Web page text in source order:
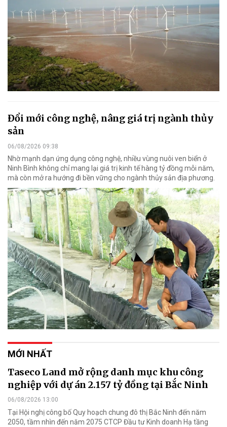
Đổi mới công nghệ, nâng giá trị ngành thủy
sản
06/08/2026 09:38
Nhờ mạnh dạn ứng dụng công nghệ, nhiều vùng nuôi ven biển ở
Ninh Bình không chỉ mang lại giá trị kinh tế hàng tỷ đồng mỗi năm,
mà còn mở ra hướng đi bền vững cho ngành thủy sản địa phương.
MỚI NHẤT
Taseco Land mở rộng danh mục khu công
nghiệp với dự án 2.157 tỷ đồng tại Bắc Ninh
06/08/2026 13:00
Tại Hội nghị công bố Quy hoạch chung đô thị Bắc Ninh đến năm
2050, tầm nhìn đến năm 2075 CTCP Đầu tư Kinh doanh Hạ tầng